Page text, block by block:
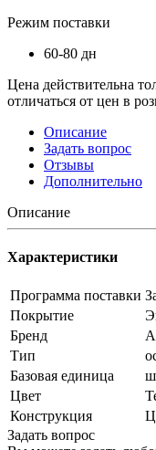
Режим поставки
60-80 дн
Цена действительна
отличаться от цен в
Описание
Задать вопрос
Отзывы
Дополнительно
Описание
Характеристики
Программа поставки
Покрытие
Бренд
Тип
Базовая единица
Цвет
Конструкция
Задать вопрос